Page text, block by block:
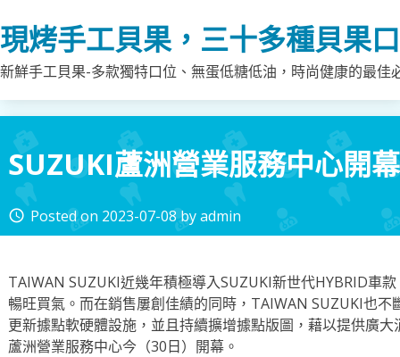
to
content
現烤手工貝果，三十多種貝果
新鮮手工貝果-多款獨特口位、無蛋低糖低油，時尚健康的最
SUZUKI蘆洲營業服務中心開幕
access_time Posted on 2023-07-08byadmin
TAIWAN SUZUKI近幾年積極導入SUZUKI新世代HYBRID車
暢旺買氣。而在銷售屢創佳績的同時，TAIWAN SUZUKI也
更新據點軟硬體設施，並且持續擴增據點版圖，藉以提供廣
蘆洲營業服務中心今（30日）開幕。